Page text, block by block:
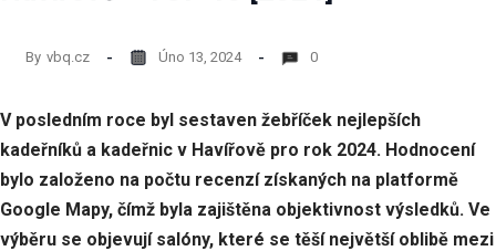
By vbq.cz Úno 13, 2024 0
V posledním roce byl sestaven žebříček nejlepších
kadeřníků a kadeřnic v Havířově pro rok 2024. Hodnocení
bylo založeno na počtu recenzí získaných na platformě
Google Mapy, čímž byla zajištěna objektivnost výsledků. Ve
výběru se objevují salóny, které se těší největší oblibě mezi
funkčnost
webových
stránek
základě
toho, jak
se